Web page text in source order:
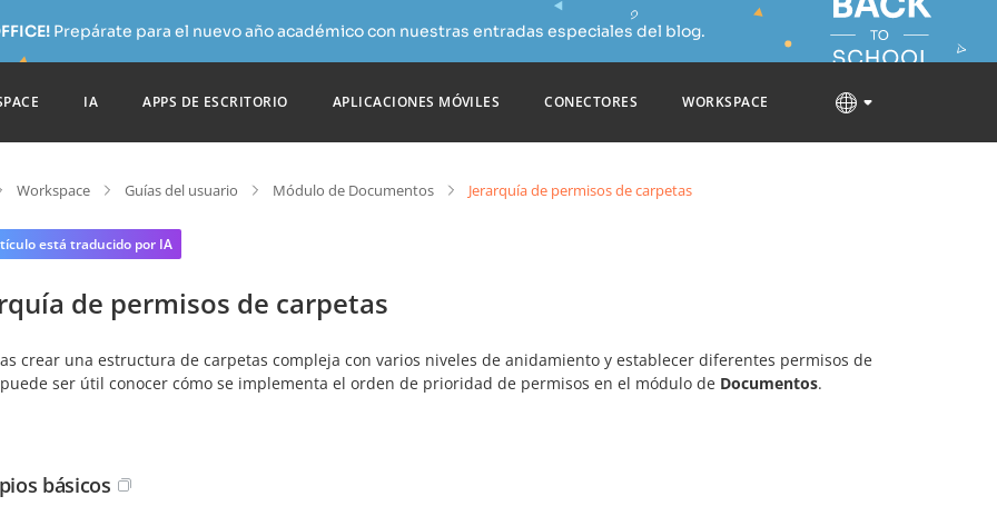
Prepárate para el nuevo año académico con nuestras entradas especiales del blog.
IA APPS DE ESCRITORIO APLICACIONES MÓVILES CONECTORES WORKSPACE
Workspace Guías del usuario Módulo de Documentos Jerarquía de permisos de carpetas
está traducido por IA
de permisos de carpetas
crear una estructura de carpetas compleja con varios niveles de anidamiento y establecer diferentes permisos de
ser útil conocer cómo se implementa el orden de prioridad de permisos en el módulo de Documentos.
básicos